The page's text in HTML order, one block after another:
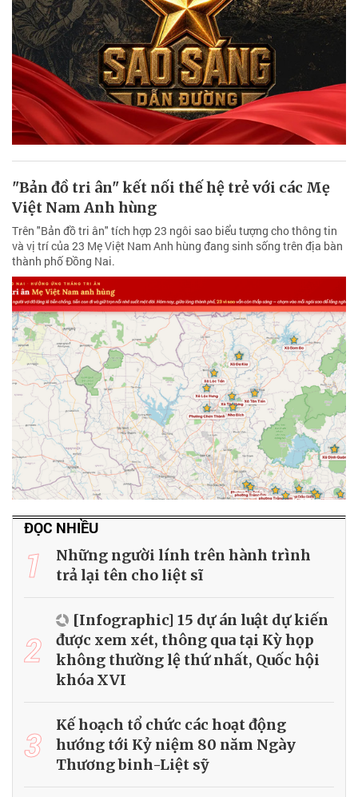
"Bản đồ tri ân" kết nối thế hệ trẻ với các Mẹ
Việt Nam Anh hùng
Trên "Bản đồ tri ân" tích hợp 23 ngôi sao biểu tượng cho thông tin
và vị trí của 23 Mẹ Việt Nam Anh hùng đang sinh sống trên địa bàn
thành phố Đồng Nai.
ĐỌC NHIỀU
1
Những người lính trên hành trình
trả lại tên cho liệt sĩ
2
[Infographic] 15 dự án luật dự kiến
được xem xét, thông qua tại Kỳ họp
không thường lệ thứ nhất, Quốc hội
khóa XVI
3
Kế hoạch tổ chức các hoạt động
hướng tới Kỷ niệm 80 năm Ngày
Thương binh-Liệt sỹ